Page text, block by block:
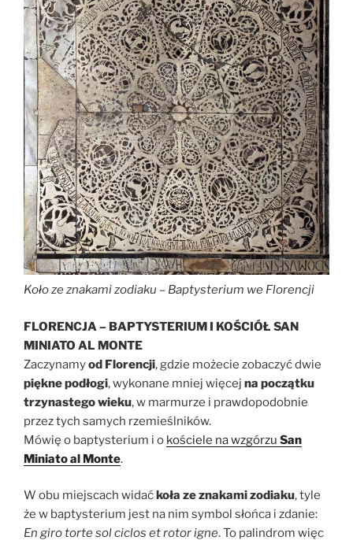
Koło ze znakami zodiaku – Baptysterium we Florencji
FLORENCJA – BAPTYSTERIUM I KOŚCIÓŁ SAN
MINIATO AL MONTE
Zaczynamyod Florencji, gdzie możecie zobaczyć dwie
piękne podłogi, wykonane mniej więcej na początku
trzynastego wieku, w marmurze i prawdopodobnie
przez tych samych rzemieślników.
Mówię o baptysterium i o kościele na wzgórzu San
Miniato al Monte.
W obu miejscach widać koła ze znakami zodiaku, tyle
że w baptysterium jest na nim symbol słońca i zdanie:
En giro torte sol ciclos et rotor igne. To palindrom więc